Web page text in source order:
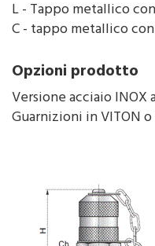
L - Tappo metallico
C - tappo metallico
Opzioni prodotto
Versione acciaio INOX
Guarnizioni in VITON o